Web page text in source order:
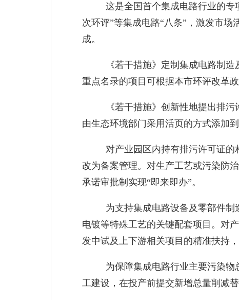
这是全国首个集成电路行业的专
次环评”等集成电路“八条”，激发市
成。
《若干措施》定制集成电路制
重点名录的项目可根据本市环评改革
《若干措施》创新性地提出排
由生态环境部门采用活页的方式添加
对产业园区内持有排污许可证
改为备案管理。对生产工艺或污染防
承诺审批制实现“即来即办”。
为支持集成电路设备及零部件
电镀等特殊工艺的关键配套项目。对
发中试及上下游相关项目的精准扶持
为保障集成电路行业主要污染
工建设，在投产前提交新增总量削减